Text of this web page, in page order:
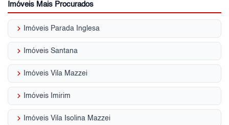
Imóveis Mais Procurados
keyboard_arrow_right Imóveis Parada Inglesa
keyboard_arrow_right Imóveis Santana
keyboard_arrow_right Imóveis Vila Mazzei
keyboard_arrow_right Imóveis Imirim
keyboard_arrow_right Imóveis Vila Isolina Mazzei